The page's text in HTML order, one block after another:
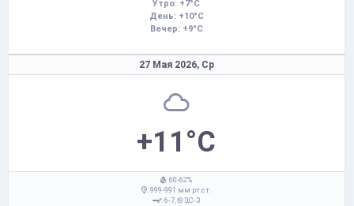
Утро: +7°C
День: +10°C
Вечер: +9°C
27 Мая 2026, Ср
+11°C
: 60-62%
: 999-991 мм рт.ст.
: 6-7,
З,С-З